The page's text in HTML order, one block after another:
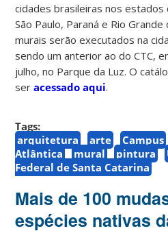
cidades brasileiras nos estados
São Paulo, Paraná e Rio
murais serão executados na
sendo um anterior ao do CTC,
julho, no Parque da Luz. O
seracessado aqui.
Tags:
arquitetura
arte Campus
Atlântica
mural pintura
Federal de Santa Catarina
Mais de 100
espécies nativas